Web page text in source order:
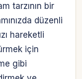
tarzının bir
düzenli
hareketli
için
gibi